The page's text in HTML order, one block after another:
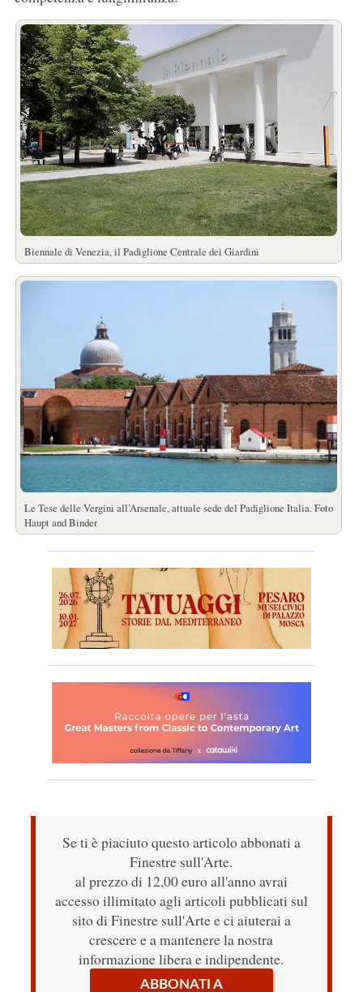
Biennale di Venezia, il Padiglione Centrale dei Giardini
Le Tese delle Vergini all’Arsenale, attuale sede del Padiglione Italia. Foto
Haupt and Binder
Se ti è piaciuto questo articolo abbonati a
Finestre sull'Arte.
al prezzo di 12,00 euro all'anno avrai
accesso illimitato agli articoli pubblicati sul
sito di Finestre sull'Arte e ci aiuterai a
crescere e a mantenere la nostra
informazione libera e indipendente.
ABBONATI A